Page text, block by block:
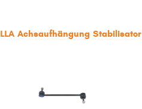
Achsaufhängung Stabilisator